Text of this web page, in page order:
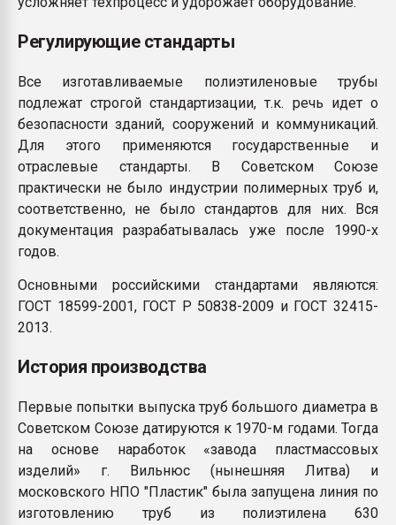
Регулирующие стандарты
Все изготавливаемые полиэтиленовые трубы
подлежат строгой стандартизации, т.к. речь идет о
безопасности зданий, сооружений и коммуникаций.
Для этого применяются государственные и
отраслевые стандарты. В Советском Союзе
практически не было индустрии полимерных труб и,
соответственно, не было стандартов для них. Вся
документация разрабатывалась уже после 1990-х
годов.
Основными российскими стандартами являются:
ГОСТ 18599-2001, ГОСТ Р 50838-2009 и ГОСТ 32415-
2013.
История производства
Первые попытки выпуска труб большого диаметра в
Советском Союзе датируются к 1970-м годами. Тогда
на основе наработок «завода пластмассовых
изделий» г. Вильнюс (нынешняя Литва) и
московского НПО "Пластик" была запущена линия по
изготовлению труб из полиэтилена 630